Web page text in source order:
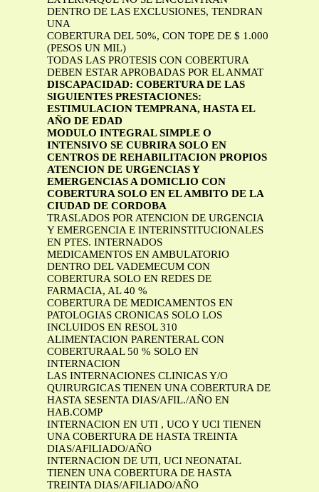
DENTRO DE LAS EXCLUSIONES, TENDRAN
UNA
COBERTURA DEL 50%, CON TOPE DE $ 1.000
(PESOS UN MIL)
TODAS LAS PROTESIS CON COBERTURA
DEBEN ESTAR APROBADAS POR EL ANMAT
DISCAPACIDAD: COBERTURA DE LAS
SIGUIENTES PRESTACIONES:
ESTIMULACION TEMPRANA, HASTA EL
AÑO DE EDAD
MODULO INTEGRAL SIMPLE O
INTENSIVO SE CUBRIRA SOLO EN
CENTROS DE REHABILITACION PROPIOS
ATENCION DE URGENCIAS Y
EMERGENCIAS A DOMICLIO CON
COBERTURA SOLO EN EL AMBITO DE LA
CIUDAD DE CORDOBA
TRASLADOS POR ATENCION DE URGENCIA
Y EMERGENCIA E INTERINSTITUCIONALES
EN PTES. INTERNADOS
MEDICAMENTOS EN AMBULATORIO
DENTRO DEL VADEMECUM CON
COBERTURA SOLO EN REDES DE
FARMACIA, AL 40 %
COBERTURA DE MEDICAMENTOS EN
PATOLOGIAS CRONICAS SOLO LOS
INCLUIDOS EN RESOL 310
ALIMENTACION PARENTERAL CON
COBERTURAAL 50 % SOLO EN
INTERNACION
LAS INTERNACIONES CLINICAS Y/O
QUIRURGICAS TIENEN UNA COBERTURA DE
HASTA SESENTA DIAS/AFIL./AÑO EN
HAB.COMP
INTERNACION EN UTI , UCO Y UCI TIENEN
UNA COBERTURA DE HASTA TREINTA
DIAS/AFILIADO/AÑO
INTERNACION DE UTI, UCI NEONATAL
TIENEN UNA COBERTURA DE HASTA
TREINTA DIAS/AFILIADO/AÑO